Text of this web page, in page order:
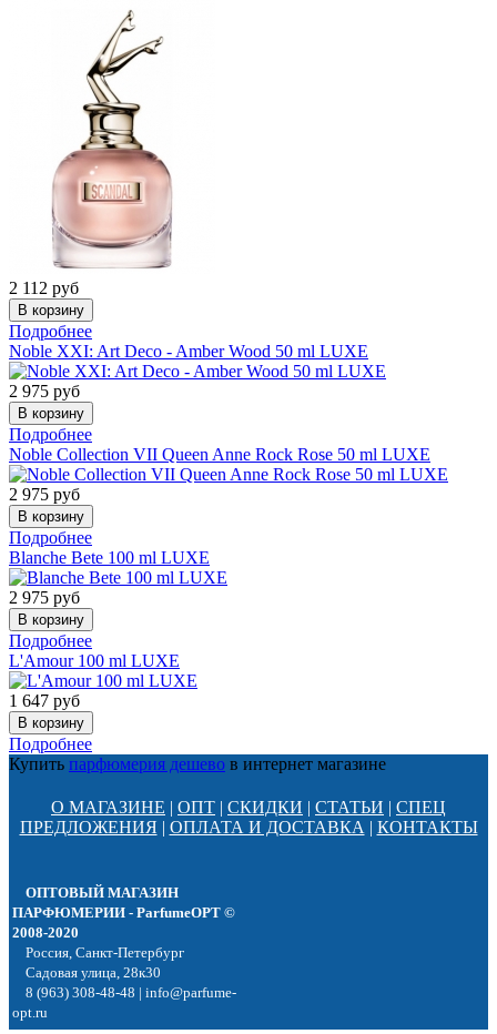
2 112 руб
Подробнее
Noble XXI: Art Deco - Amber Wood 50 ml LUXE
2 975 руб
Подробнее
Noble Collection VII Queen Anne Rock Rose 50 ml LUXE
2 975 руб
Подробнее
Blanche Bete 100 ml LUXE
2 975 руб
Подробнее
L'Amour 100 ml LUXE
1 647 руб
Подробнее
Купить парфюмерия дешево в интернет магазине
О МАГАЗИНЕ | ОПТ | СКИДКИ | СТАТЬИ | СПЕЦ
ПРЕДЛОЖЕНИЯ | ОПЛАТА И ДОСТАВКА | КОНТАКТЫ
ОПТОВЫЙ МАГАЗИН
ПАРФЮМЕРИИ - ParfumeOPT ©
2008-2020
Россия, Санкт-Петербург
Садовая улица, 28к30
8 (963) 308-48-48 | info@parfume-
opt.ru